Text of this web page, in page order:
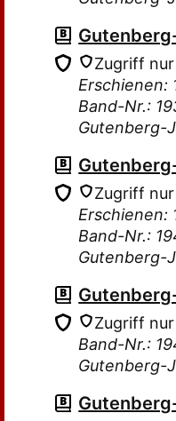
Zugriff
Erschienen:
Band-Nr.:
Gutenberg-
Zugriff
Erschienen:
Band-Nr.:
Gutenberg-
Zugriff
Band-Nr.:
Gutenberg-